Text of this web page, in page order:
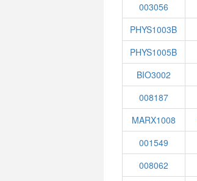
003056
PHYS1003B
PHYS1005B
BIO3002
008187
MARX1008
001549
008062